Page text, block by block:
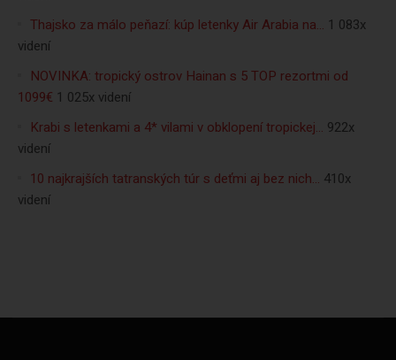
Thajsko za málo peňazí: kúp letenky Air Arabia na… 1 083x
videní
NOVINKA: tropický ostrov Hainan s 5 TOP rezortmi od
1099€ 1 025x videní
Krabi s letenkami a 4* vilami v obklopení tropickej… 922x
videní
10 najkrajších tatranských túr s deťmi aj bez nich… 410x
videní